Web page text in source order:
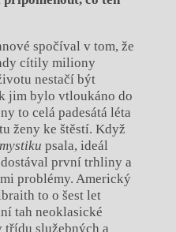
spočíval v tom, že
cítily miliony
nestačí být
jim bylo vtloukáno do
to celá padesátá léta
ženy ke štěstí. Když
psala, ideál
první trhliny a
problémy. Americký
to o šest let
tah neoklasické
třídu služebných a